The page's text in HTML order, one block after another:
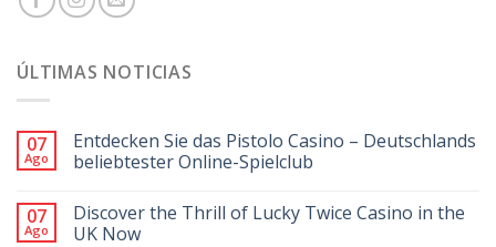
ÚLTIMAS NOTICIAS
07
Ago
Entdecken Sie das Pistolo Casino – Deutschlands
beliebtester Online-Spielclub
07
Ago
Discover the Thrill of Lucky Twice Casino in the
UK Now